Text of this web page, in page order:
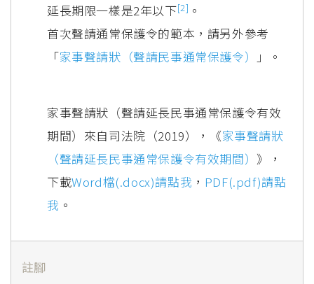
延長期限一樣是2年以下[2] 。
首次聲請通常保護令的範本，請另外參考
「家事聲請狀（聲請民事通常保護令） 」。
家事聲請狀（聲請延長民事通常保護令有效
期間）來自司法院（2019），《家事聲請狀
（聲請延長民事通常保護令有效期間） 》，
下載Word檔(.docx)請點我 ， PDF(.pdf)請點
我 。
註腳